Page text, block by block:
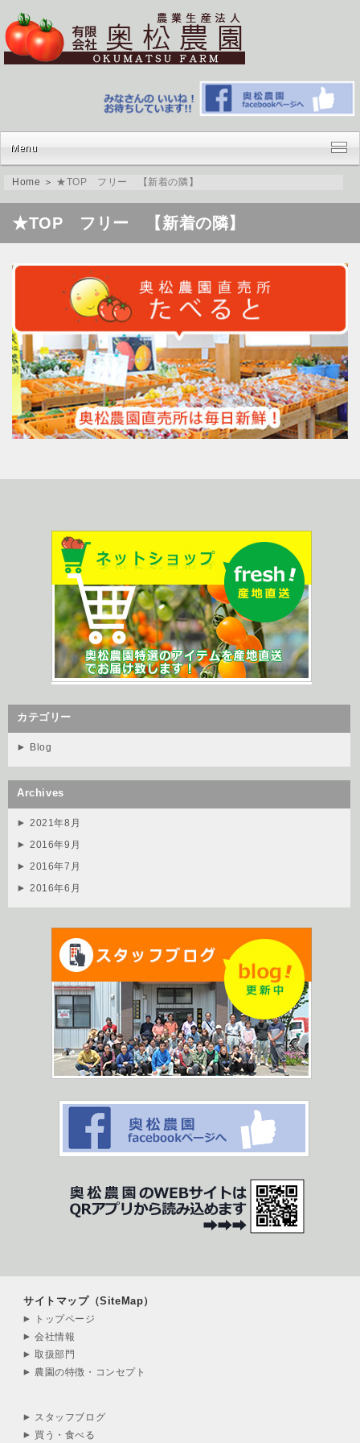
Menu
ホーム
会社情報
特徴とコンセプト
ネット販売
お問い合わせ
Home ＞ ★TOP フリー 【新着の隣】
★TOP フリー 【新着の隣】
カテゴリー
Blog
Archives
2021年8月
2016年9月
2016年7月
2016年6月
サイトマップ（SiteMap）
トップページ
会社情報
取扱部門
農園の特徴・コンセプト
スタッフブログ
買う・食べる